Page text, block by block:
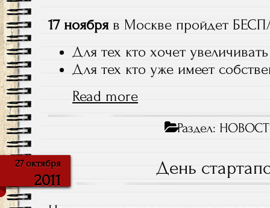
17 ноября в Москве пройдет
Для тех кто хочет
Для тех кто уже имеет
Read more
Раздел:
27 октября
2011
День